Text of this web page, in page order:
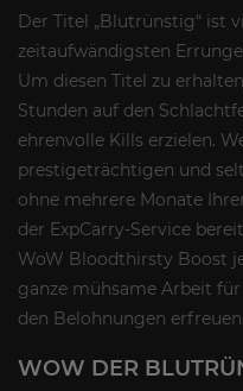
Der Titel „Blutrünstig“ ist
zeitaufwändigsten
Um diesen Titel zu
Stunden auf den
ehrenvolle Kills erzielen.
prestigeträchtigen und
ohne mehrere Monate
der ExpCarry-Service
WoW Bloodthirsty Boost
ganze mühsame Arbeit
den Belohnungen erfreuen.
WOW DER